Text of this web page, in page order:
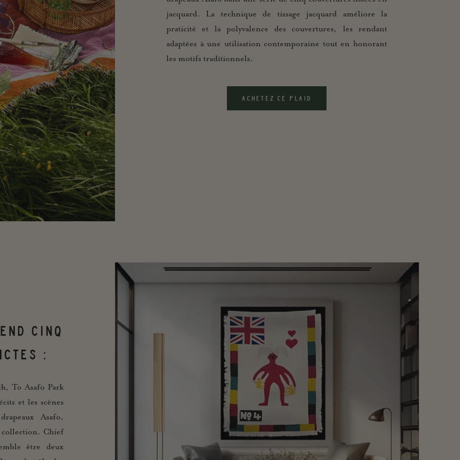
jacquard. La technique de tissage jacquard améliore la
praticité et la polyvalence des couvertures, les rendant
adaptées à une utilisation contemporaine tout en honorant
les motifs traditionnels.
ACHETEZ CE PLAID
CINQ
:
To Asafo Park
et les scènes
Asafo,
collection. Chief
être deux